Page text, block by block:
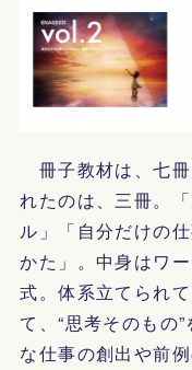
冊子教材は、七
れたのは、三冊。
ル」「自分だけの
かた」。中身はワ
式。体系立てられ
て、“思考そのもの
な仕事の創出や前